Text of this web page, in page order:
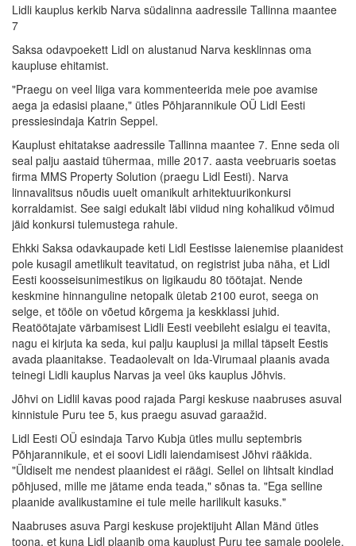
Lidli kauplus kerkib Narva südalinna aadressile Tallinna maantee
7
Saksa odavpoekett Lidl on alustanud Narva kesklinnas oma
kaupluse ehitamist.
"Praegu on veel liiga vara kommenteerida meie poe avamise
aega ja edasisi plaane," ütles Põhjarannikule OÜ Lidl Eesti
pressiesindaja Katrin Seppel.
Kauplust ehitatakse aadressile Tallinna maantee 7. Enne seda oli
seal palju aastaid tühermaa, mille 2017. aasta veebruaris soetas
firma MMS Property Solution (praegu Lidl Eesti). Narva
linnavalitsus nõudis uuelt omanikult arhitektuurikonkursi
korraldamist. See saigi edukalt läbi viidud ning kohalikud võimud
jäid konkursi tulemustega rahule.
Ehkki Saksa odavkaupade keti Lidl Eestisse laienemise plaanidest
pole kusagil ametlikult teavitatud, on registrist juba näha, et Lidl
Eesti koosseisunimestikus on ligikaudu 80 töötajat. Nende
keskmine hinnanguline netopalk ületab 2100 eurot, seega on
selge, et tööle on võetud kõrgema ja keskklassi juhid.
Reatöötajate värbamisest Lidli Eesti veebileht esialgu ei teavita,
nagu ei kirjuta ka seda, kui palju kauplusi ja millal täpselt Eestis
avada plaanitakse. Teadaolevalt on Ida-Virumaal plaanis avada
teinegi Lidli kauplus Narvas ja veel üks kauplus Jõhvis.
Jõhvi on Lidlil kavas pood rajada Pargi keskuse naabruses asuval
kinnistule Puru tee 5, kus praegu asuvad garaažid.
Lidl Eesti OÜ esindaja Tarvo Kubja ütles mullu septembris
Põhjarannikule, et ei soovi Lidli laiendamisest Jõhvi rääkida.
"Üldiselt me nendest plaanidest ei räägi. Sellel on lihtsalt kindlad
põhjused, mille me jätame enda teada," sõnas ta. "Ega selline
plaanide avalikustamine ei tule meile harilikult kasuks."
Naabruses asuva Pargi keskuse projektijuht Allan Mänd ütles
toona, et kuna Lidl plaanib oma kauplust Puru tee samale poolele,